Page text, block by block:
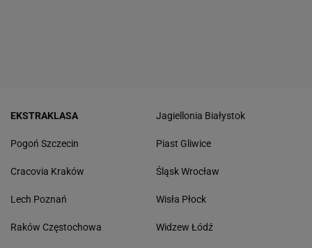
EKSTRAKLASA
Pogoń Szczecin
Cracovia Kraków
Lech Poznań
Raków Częstochowa
Jagiellonia Białystok
Piast Gliwice
Śląsk Wrocław
Wisła Płock
Widzew Łódź